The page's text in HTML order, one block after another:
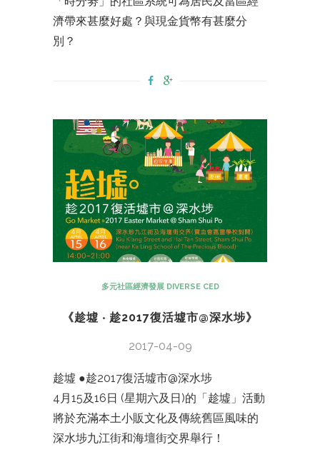
濟帶來甚麼好處？與現金貨幣有甚麼分
別？
多元社區經濟發展 DIVERSE CED
《趁墟 ‧ 趁2017復活墟市@深水埗》
2017-04-09
趁墟 ●趁2017復活墟市@深水埗
4月15及16日 (星期六及日)的「趁墟」活動
將於充滿本土小販文化及傳統舊區風味的
深水埗九江街和海壇街交界舉行！